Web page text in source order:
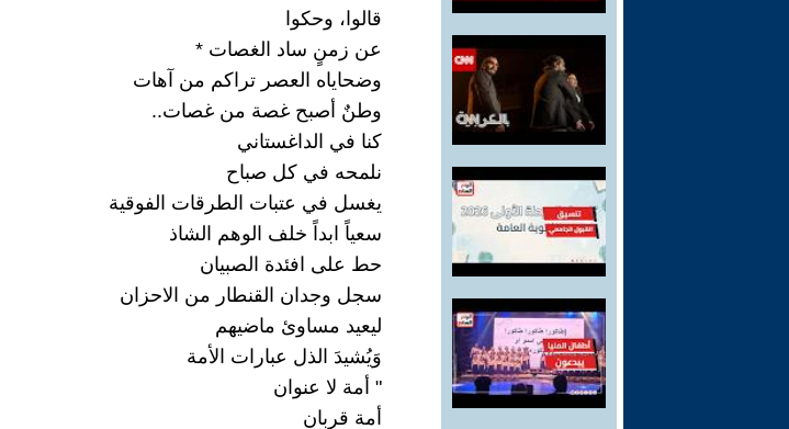
قالوا، وحكوا
عن زمنٍ ساد الغصات *
وضحاياه العصر تراكم من آهات
وطنٌ أصبح غصة من غصات..
كنا في الداغستاني
نلمحه في كل صباح
يغسل في عتبات الطرقات الفوقية
سعياً ابداً خلف الوهم الشاذ
حط على افئدة الصبيان
سجل وجدان القنطار من الاحزان
ليعيد مساوئ ماضيهم
وَيُشيدَ الذل عبارات الأمة
" أمة لا عنوان
أمة قربان